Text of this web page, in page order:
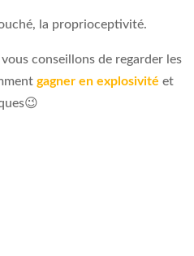
la proprioceptivité.
conseillons de regarder les
gagner en explosivité et